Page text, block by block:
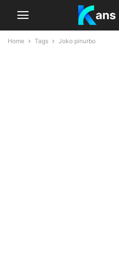
Home Tags Joko pinurbo